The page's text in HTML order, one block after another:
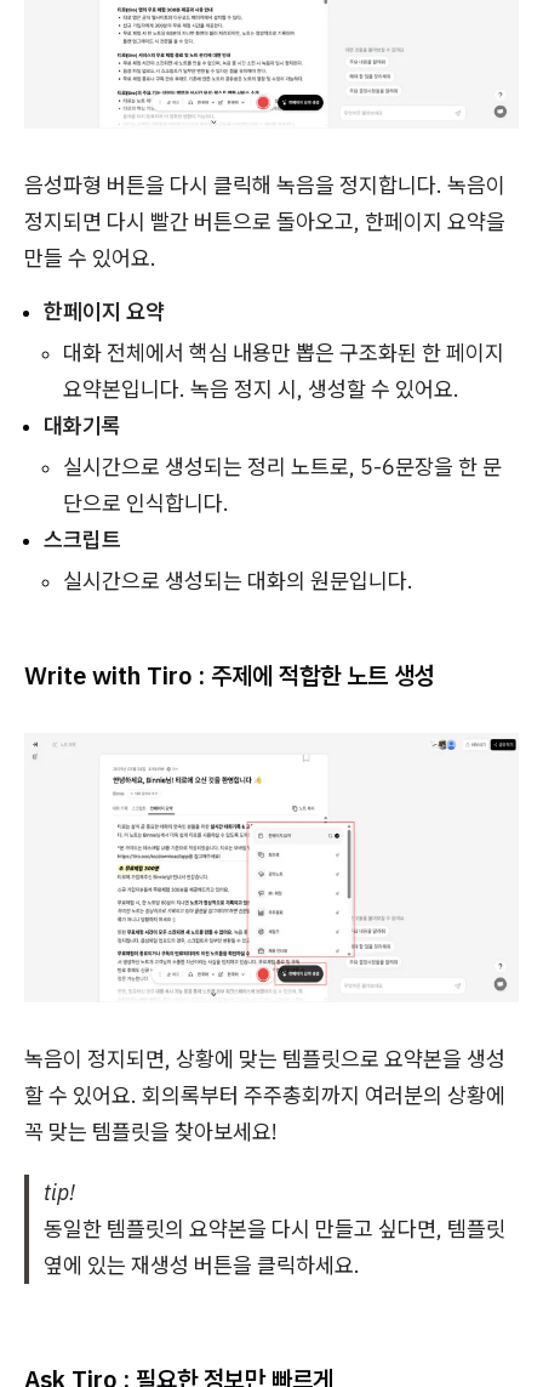
음성파형 버튼을 다시 클릭해 녹음을 정지합니다. 녹음이
정지되면 다시 빨간 버튼으로 돌아오고, 한페이지 요약을
만들 수 있어요.
한페이지 요약
대화 전체에서 핵심 내용만 뽑은 구조화된 한 페이지
요약본입니다. 녹음 정지 시, 생성할 수 있어요.
대화기록
실시간으로 생성되는 정리 노트로, 5-6문장을 한 문
단으로 인식합니다.
스크립트
실시간으로 생성되는 대화의 원문입니다.
Write with Tiro : 주제에 적합한 노트 생성
녹음이 정지되면, 상황에 맞는 템플릿으로 요약본을 생성
할 수 있어요. 회의록부터 주주총회까지 여러분의 상황에
꼭 맞는 템플릿을 찾아보세요!
tip!
동일한 템플릿의 요약본을 다시 만들고 싶다면, 템플릿
옆에 있는 재생성 버튼을 클릭하세요.
Ask Tiro : 필요한 정보만 빠르게